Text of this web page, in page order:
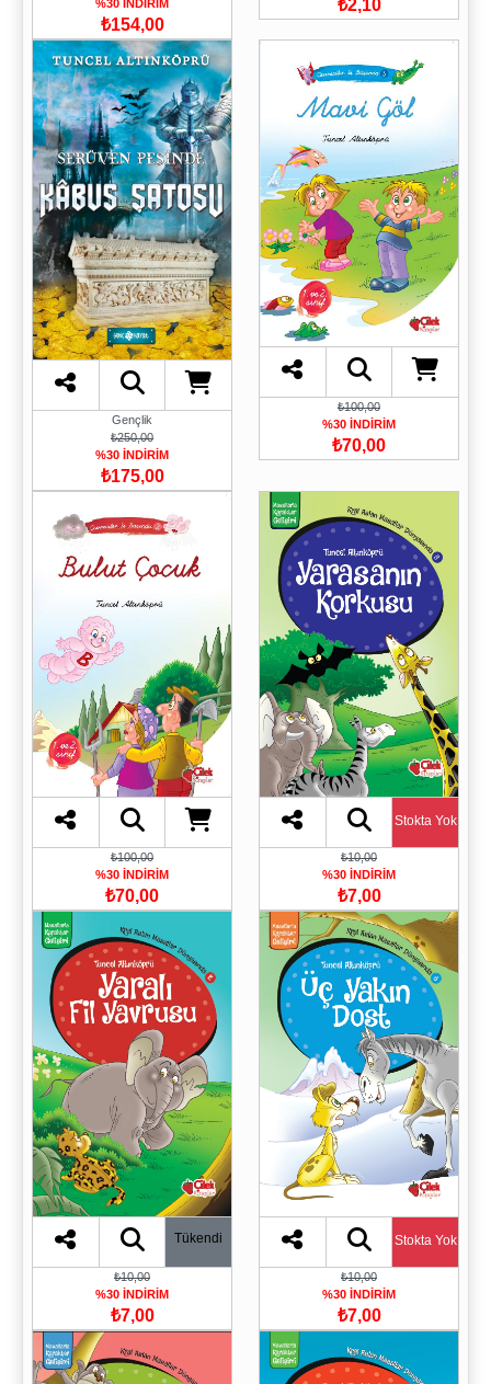
%30 İNDİRİM
₺154,00
₺2,10
Gençlik
₺250,00
%30 İNDİRİM
₺175,00
₺100,00
%30 İNDİRİM
₺70,00
₺100,00
%30 İNDİRİM
₺70,00
Stokta Yok
₺10,00
%30 İNDİRİM
₺7,00
Tükendi
₺10,00
%30 İNDİRİM
₺7,00
Stokta Yok
₺10,00
%30 İNDİRİM
₺7,00